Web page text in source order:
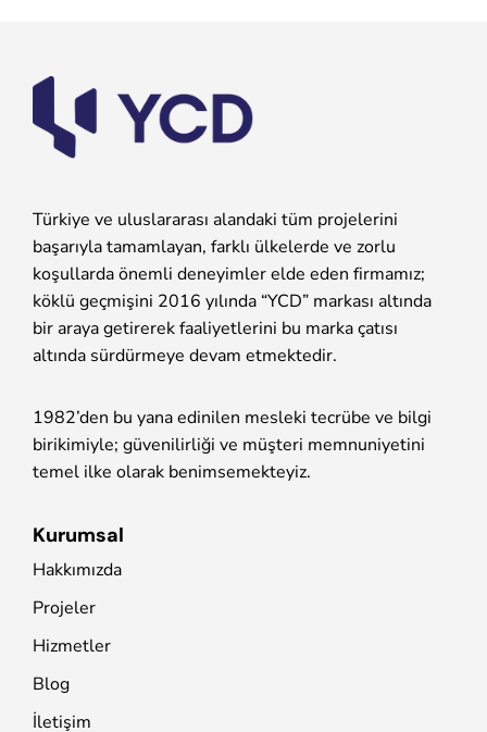
Türkiye ve uluslararası alandaki tüm projelerini
başarıyla tamamlayan, farklı ülkelerde ve zorlu
koşullarda önemli deneyimler elde eden firmamız;
köklü geçmişini 2016 yılında “YCD” markası altında
bir araya getirerek faaliyetlerini bu marka çatısı
altında sürdürmeye devam etmektedir.
1982’den bu yana edinilen mesleki tecrübe ve bilgi
birikimiyle; güvenilirliği ve müşteri memnuniyetini
temel ilke olarak benimsemekteyiz.
Kurumsal
Hakkımızda
Projeler
Hizmetler
Blog
İletişim